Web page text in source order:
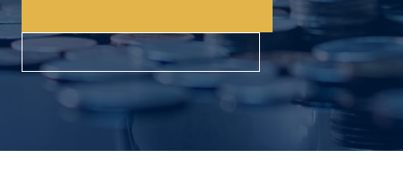
英語レポートのダウンロード